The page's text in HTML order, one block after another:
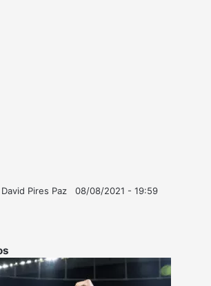
David Pires Paz
08/08/2021 - 19:59